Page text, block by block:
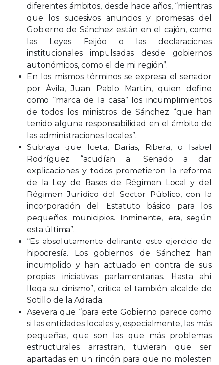
diferentes ámbitos, desde hace años, “mientras
que los sucesivos anuncios y promesas del
Gobierno de Sánchez están en el cajón, como
las Leyes Feijóo o las declaraciones
institucionales impulsadas desde gobiernos
autonómicos, como el de mi región”.
En los mismos términos se expresa el senador
por Ávila, Juan Pablo Martín, quien define
como “marca de la casa” los incumplimientos
de todos los ministros de Sánchez “que han
tenido alguna responsabilidad en el ámbito de
las administraciones locales”.
Subraya que Iceta, Darias, Ribera, o Isabel
Rodríguez “acudían al Senado a dar
explicaciones y todos prometieron la reforma
de la Ley de Bases de Régimen Local y del
Régimen Jurídico del Sector Público, con la
incorporación del Estatuto básico para los
pequeños municipios. Inminente, era, según
esta última”.
“Es absolutamente delirante este ejercicio de
hipocresía. Los gobiernos de Sánchez han
incumplido y han actuado en contra de sus
propias iniciativas parlamentarias. Hasta ahí
llega su cinismo”, critica el también alcalde de
Sotillo de la Adrada.
Asevera que “para este Gobierno parece como
si las entidades locales y, especialmente, las más
pequeñas, que son las que más problemas
estructurales arrastran, tuvieran que ser
apartadas en un rincón para que no molesten